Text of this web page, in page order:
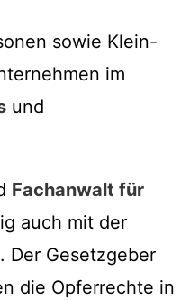
sowie Klein-
im
und
Fachanwalt für
auch mit der
Der Gesetzgeber
die Opferrechte in